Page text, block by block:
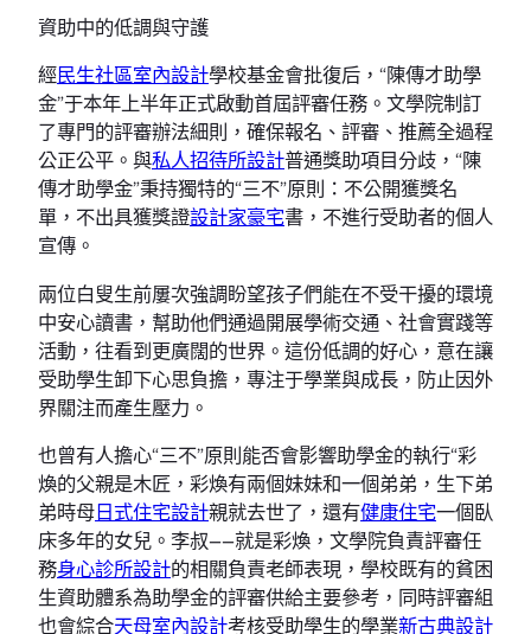
資助中的低調與守護
經民生社區室內設計學校基金會批復后，“陳傳才助學
金”于本年上半年正式啟動首屆評審任務。文學院制訂
了專門的評審辦法細則，確保報名、評審、推薦全過程
公正公平。與私人招待所設計普通獎助項目分歧，“陳
傳才助學金”秉持獨特的“三不”原則：不公開獲獎名
單，不出具獲獎證設計家豪宅書，不進行受助者的個人
宣傳。
兩位白叟生前屢次強調盼望孩子們能在不受干擾的環境
中安心讀書，幫助他們通過開展學術交通、社會實踐等
活動，往看到更廣闊的世界。這份低調的好心，意在讓
受助學生卸下心思負擔，專注于學業與成長，防止因外
界關注而產生壓力。
也曾有人擔心“三不”原則能否會影響助學金的執行“彩
煥的父親是木匠，彩煥有兩個妹妹和一個弟弟，生下弟
弟時母日式住宅設計親就去世了，還有健康住宅一個臥
床多年的女兒。李叔——就是彩煥，文學院負責評審任
務身心診所設計的相關負責老師表現，學校既有的貧困
生資助體系為助學金的評審供給主要參考，同時評審組
也會綜合天母室內設計考核受助學生的學業新古典設計